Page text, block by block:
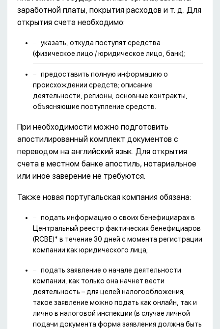
заработной платы, покрытия расходов и т. д. Для
открытия счета необходимо:
указать, откуда поступят средства
(физическое лицо / юридическое лицо, банк);
предоставить полную информацию о
происхождении средств; описание
деятельности, регионы, основные контракты,
объясняющие поступление средств.
При необходимости можно подготовить
апостилированный комплект документов с
переводом на английский язык. Для открытия
счета в местном банке апостиль, нотариальное
или иное заверение не требуются.
Также новая португальская компания обязана:
подать информацию о своих бенефициарах в
Центральный реестр фактических бенефициаров
(RCBE)* в течение 30 дней с момента регистрации
компании как юридического лица;
подать заявление о начале деятельности
компании, как только она начнет вести
деятельность – для целей налогообложения;
такое заявление можно подать как онлайн, так и
лично в налоговой инспекции (в случае личной
подачи документа форма заявления должна быть